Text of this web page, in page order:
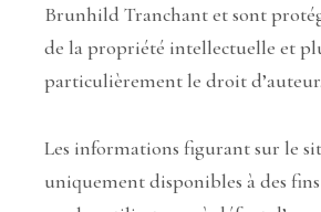
Brunhild Tranchant et sont
de la propriété intellectuelle et
particulièrement le droit d’auteur.
Les informations figurant sur le
uniquement disponibles à des